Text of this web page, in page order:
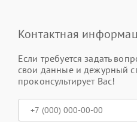
Контактная
Если требуется задать
свои данные и дежурный
проконсультирует Вас!